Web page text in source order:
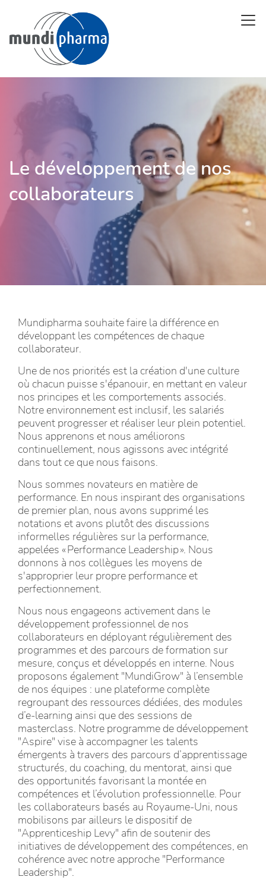
content
Open
Le développement de nos
collaborateurs
Mundipharma souhaite faire la différence en
développant les compétences de chaque
collaborateur.
Une de nos priorités est la création d'une culture
où chacun puisse s'épanouir, en mettant en valeur
nos principes et les comportements associés.
Notre environnement est inclusif, les salariés
peuvent progresser et réaliser leur plein potentiel.
Nous apprenons et nous améliorons
continuellement, nous agissons avec intégrité
dans tout ce que nous faisons.
Nous sommes novateurs en matière de
performance. En nous inspirant des organisations
de premier plan, nous avons supprimé les
notations et avons plutôt des discussions
informelles régulières sur la performance,
appelées « Performance Leadership ». Nous
donnons à nos collègues les moyens de
s'approprier leur propre performance et
perfectionnement.
Nous nous engageons activement dans le
développement professionnel de nos
collaborateurs en déployant régulièrement des
programmes et des parcours de formation sur
mesure, conçus et développés en interne. Nous
proposons également "MundiGrow" à l’ensemble
de nos équipes : une plateforme complète
regroupant des ressources dédiées, des modules
d’e‑learning ainsi que des sessions de
masterclass. Notre programme de développement
"Aspire" vise à accompagner les talents
émergents à travers des parcours d’apprentissage
structurés, du coaching, du mentorat, ainsi que
des opportunités favorisant la montée en
compétences et l’évolution professionnelle. Pour
les collaborateurs basés au Royaume‑Uni, nous
mobilisons par ailleurs le dispositif de
"Apprenticeship Levy" afin de soutenir des
initiatives de développement des compétences, en
cohérence avec notre approche "Performance
Leadership".